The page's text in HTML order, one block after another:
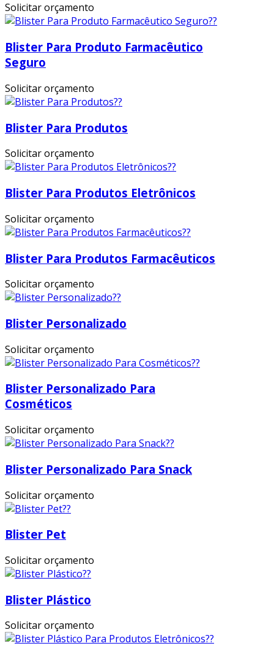
Solicitar orçamento
Blister Para Produto Farmacêutico
Seguro
Solicitar orçamento
Blister Para Produtos
Solicitar orçamento
Blister Para Produtos Eletrônicos
Solicitar orçamento
Blister Para Produtos Farmacêuticos
Solicitar orçamento
Blister Personalizado
Solicitar orçamento
Blister Personalizado Para
Cosméticos
Solicitar orçamento
Blister Personalizado Para Snack
Solicitar orçamento
Blister Pet
Solicitar orçamento
Blister Plástico
Solicitar orçamento